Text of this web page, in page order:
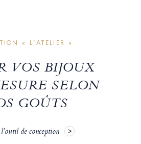
« L’ATELIER »
VOS BIJOUX
SELON
GOÛTS
de conception